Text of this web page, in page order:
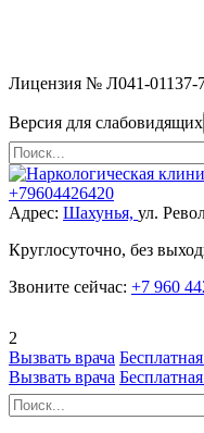
Лицензия № Л041-01137-
Версия для слабовидящих
+79604426420
Адрес: Шахунья, ул.
Круглосуточно, без
Звоните сейчас: +7 960
2
Вызвать врача
Вызвать врача